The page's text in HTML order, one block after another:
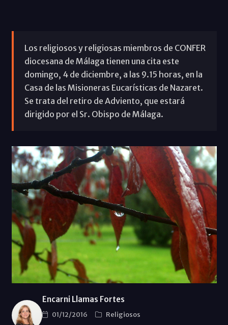
Los religiosos y religiosas miembros de CONFER
diocesana de Málaga tienen una cita este
domingo, 4 de diciembre, a las 9.15 horas, en la
Casa de las Misioneras Eucarísticas de Nazaret.
Se trata del retiro de Adviento, que estará
dirigido por el Sr. Obispo de Málaga.
Encarni Llamas Fortes
01/12/2016
Religiosos